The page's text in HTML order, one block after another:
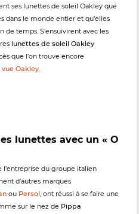
ses lunettes de soleil Oakley que
dans le monde entier et qu’elles
temps. S’ensuivirent avec les
lunettes de soleil Oakley
que l’on trouve encore
Oakley.
lunettes avec un « O
l’entreprise du groupe italien
d’autres marques
ou Persol, ont réussi à se faire une
sur le nez de Pippa